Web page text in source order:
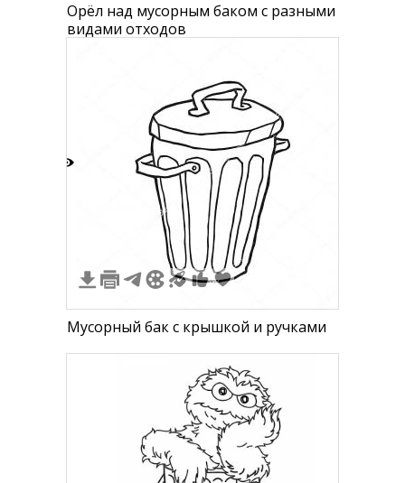
Орёл над мусорным баком с разными
видами отходов
Мусорный бак с крышкой и ручками